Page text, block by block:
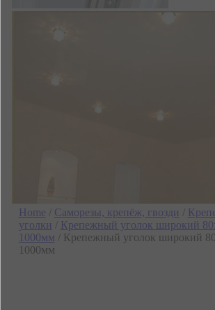
Home / Саморезы, крепёж, гвозди /
уголки / Крепежный уголок широкий
1000мм / Крепежный уголок широкий
1000мм